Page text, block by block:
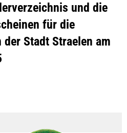
und die
für die
Stadt Straelen am